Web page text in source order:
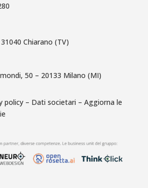
Chiarano (TV)
50 – 20133 Milano (MI)
policy – Dati societari – Aggiorna le